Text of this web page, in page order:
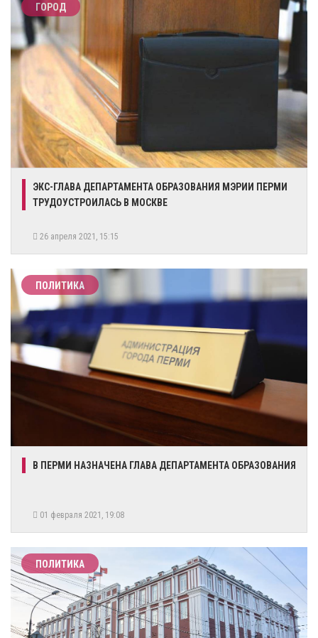
ГОРОД
​ЭКС-ГЛАВА ДЕПАРТАМЕНТА ОБРАЗОВАНИЯ МЭРИИ ПЕРМИ
ТРУДОУСТРОИЛАСЬ В МОСКВЕ
26 апреля 2021, 15:15
ПОЛИТИКА
​В ПЕРМИ НАЗНАЧЕНА ГЛАВА ДЕПАРТАМЕНТА ОБРАЗОВАНИЯ
01 февраля 2021, 19:08
ПОЛИТИКА